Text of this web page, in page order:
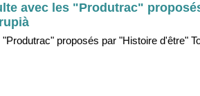
avec les "Produtrac"
proposés par "Histoire d'être"